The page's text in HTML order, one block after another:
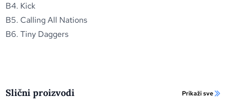
B4. Kick
B5. Calling All Nations
B6. Tiny Daggers
Slični proizvodi Prikaži sve